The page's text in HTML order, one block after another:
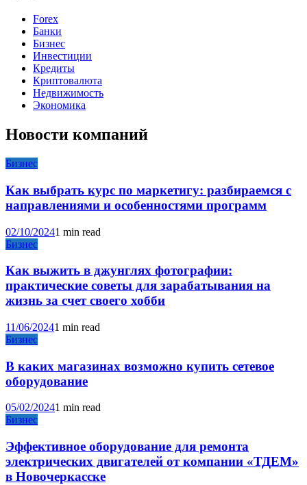
Forex
Банки
Бизнес
Инвестиции
Кредиты
Криптовалюта
Недвижимость
Экономика
Новости компаний
Бизнес
Как выбрать курс по маркетигу: разбираемся с
направлениями и особенностями программ
02/10/20241 min read
Бизнес
Как выжить в джунглях фотографии:
практические советы для зарабатывания на
жизнь за счет своего хобби
11/06/20241 min read
Бизнес
В каких магазинах возможно купить сетевое
оборудование
05/02/20241 min read
Бизнес
Эффективное оборудование для ремонта
электрических двигателей от компании «ТДЕМ»
в Новочеркасске